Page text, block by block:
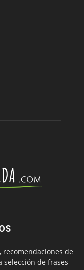
recomendaciones de
selección de frases